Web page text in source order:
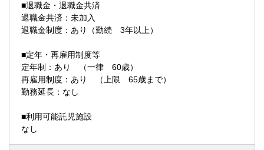
■退職金・退職金共済
退職金共済：未加入
退職金制度：あり（勤続 3年以上）
■定年・再雇用制度等
定年制：あり （一律 60歳）
再雇用制度：あり （上限 65歳まで）
勤務延長：なし
■利用可能託児施設
なし